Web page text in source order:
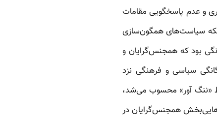
و عدم پاسخگویی مقامات
بلکه سیاست‌های همگون‌سازی
بود که همجنس‌گرایان و
سیاسی و فرهنگی نزد
«ننگ آور» محسوب می‌شد،
همجنس‌گرایان در